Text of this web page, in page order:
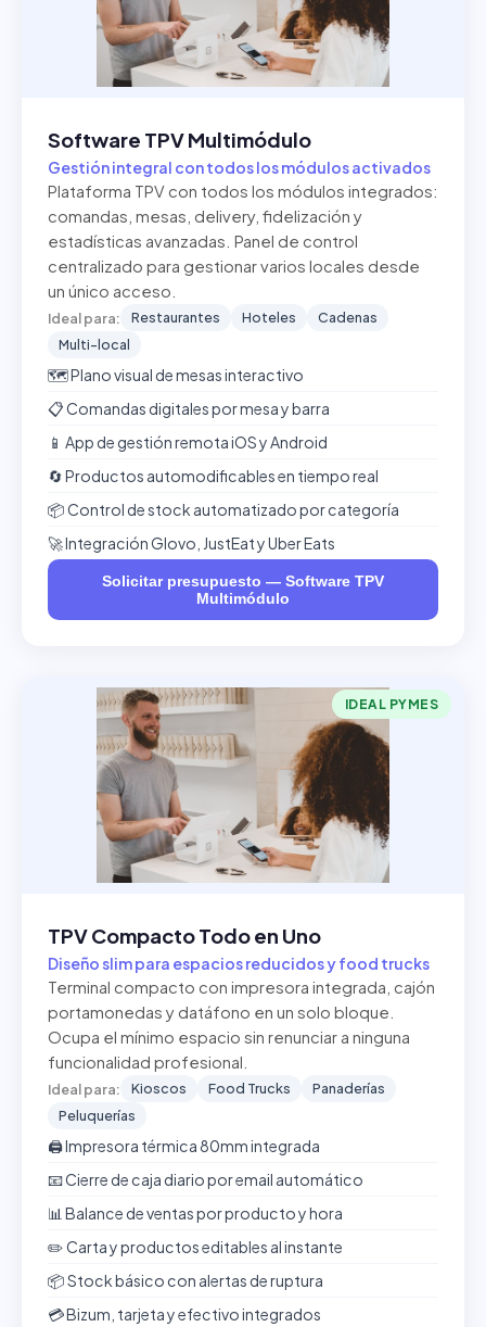
Software TPV Multimódulo
Gestión integral con todos los módulos activados
Plataforma TPV con todos los módulos integrados:
comandas, mesas, delivery, fidelización y
estadísticas avanzadas. Panel de control
centralizado para gestionar varios locales desde
un único acceso.
Ideal para: Restaurantes Hoteles
Cadenas
Multi-local
🗺️ Plano visual de mesas interactivo
📋 Comandas digitales por mesa y barra
📱 App de gestión remota iOS y Android
🔄 Productos automodificables en tiempo real
📦 Control de stock automatizado por categoría
🚀 Integración Glovo, JustEat y Uber Eats
Solicitar presupuesto — Software TPV
Multimódulo
IDEAL PYMES
TPV Compacto Todo en Uno
Diseño slim para espacios reducidos y food trucks
Terminal compacto con impresora integrada, cajón
portamonedas y datáfono en un solo bloque.
Ocupa el mínimo espacio sin renunciar a ninguna
funcionalidad profesional.
Ideal para: Kioscos Food Trucks
Panaderías
Peluquerías
🖨️ Impresora térmica 80mm integrada
📧 Cierre de caja diario por email automático
📊 Balance de ventas por producto y hora
✏️ Carta y productos editables al instante
📦 Stock básico con alertas de ruptura
💳 Bizum, tarjeta y efectivo integrados